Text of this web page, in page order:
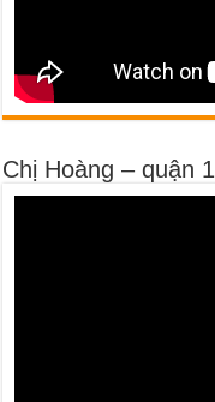
Chị Hoàng – quận 1